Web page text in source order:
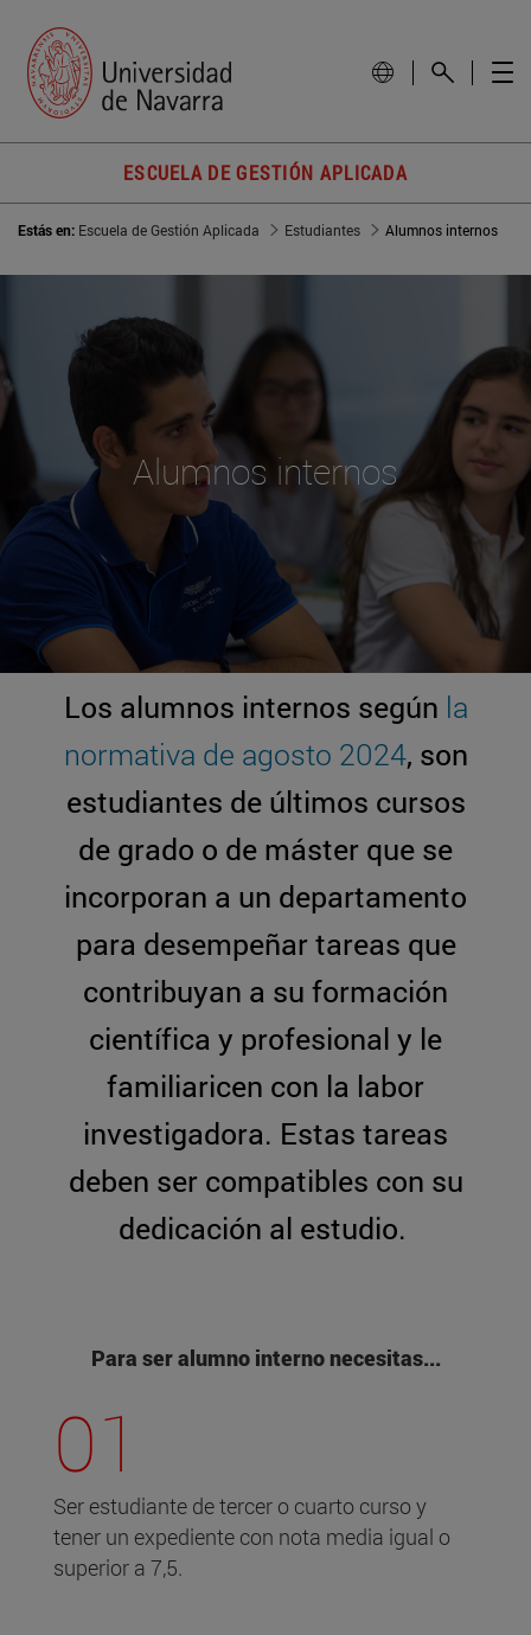
ESCUELA DE GESTIÓN APLICADA
Estás en: Escuela de Gestión Aplicada Estudiantes Alumnos internos
Alumnos internos
Los alumnos internos según la
normativa de agosto 2024, son
estudiantes de últimos cursos
de grado o de máster que se
incorporan a un departamento
para desempeñar tareas que
contribuyan a su formación
científica y profesional y le
familiaricen con la labor
investigadora. Estas tareas
deben ser compatibles con su
dedicación al estudio.
Para ser alumno interno necesitas...
01
Ser estudiante de tercer o cuarto curso y
tener un expediente con nota media igual o
superior a 7,5.